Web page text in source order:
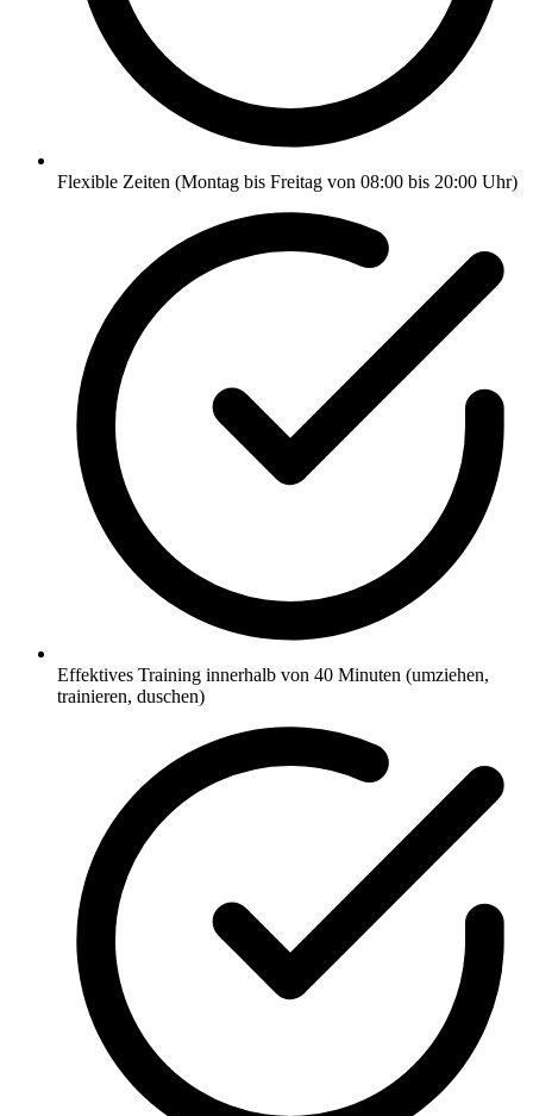
Flexible Zeiten (Montag bis Freitag von 08:00 bis 20:00 Uhr)
Effektives Training innerhalb von 40 Minuten (umziehen,
trainieren, duschen)